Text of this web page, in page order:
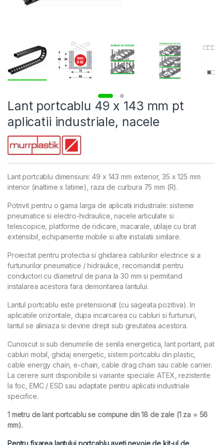
Lant portcablu 49 x 143 mm pt
aplicatii industriale, nacele
Lant portcablu dimensiuni: 49 x 143 mm exterior, 35 x 125 mm
interior (inaltime x latime), raza de curbura 75 mm (R).
Potrivit pentru o gama larga de aplicatii industriale: sisteme
pneumatice si electro-hidraulice, nacele articulate si
telescopice, platforme de ridicare, macarale, utilaje cu brat
extensibil, echipamente mobile si alte instalatii similare.
Proiectat pentru protectia si ghidarea cablurilor electrice si a
furtunurilor pneumatice / hidraulice, recomandat pentru
conductori cu diametrul de pana la 30 mm si permitand
instalarea acestora fara demontarea lantului.
Lantul portcablu este pretensionat (cu sageata pozitiva). In
aplicatiile orizontale, dupa incarcarea cu cabluri si furtunuri,
lantul se aliniaza si devine drept sub greutatea acestora.
Cunoscut si sub denumirile de senila energetica, lant portant, pat
cabluri mobil, ghidaj energetic, sistem portcablu din plastic,
cable energy chain, e-chain, cable drag chain sau cable carrier.
La cerere sunt disponibile si variante speciale: ATEX, rezistente
la foc, EMC / ESD sau adaptate pentru aplicatii industriale
specifice.
1 metru de lant portcablu se compune din 18 de zale (1 za = 56
mm).